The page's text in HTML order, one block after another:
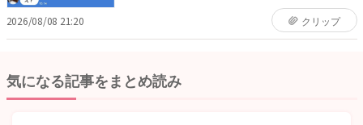
2026/08/08 21:20 クリップ
気になる記事をまとめ読み